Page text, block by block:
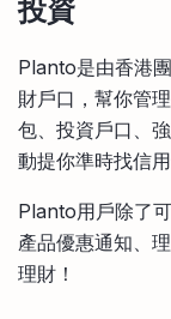
投資
Planto是由香港
財戶口，幫你管
包、投資戶口、
動提你準時找信
Planto用戶除了
產品優惠通知、
理財！